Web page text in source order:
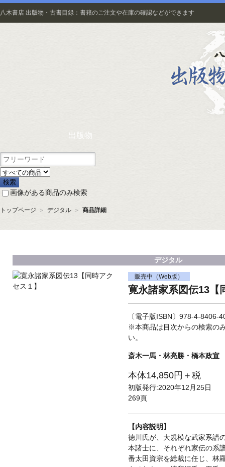
八木書店 出版物・古書目録：書籍のご注文や在庫の確認などができます
出版物
画像がある商品のみ検索
トップページ ＞ デジタル ＞ 商品詳細
デジタル
販売中（Web版）
寛永諸家系図伝13【
〔電子版ISBN〕978-4-8406-
※本商品は目次からの検索の
い。
斎木一馬・林亮勝・橋本政宣
本体14,850円＋税
初版発行:2020年12月25日
269頁
【内容説明】
徳川氏が、大規模な武家系譜
本諸士に、それぞれ家伝の系
番太田資宗を総裁に任じ、林